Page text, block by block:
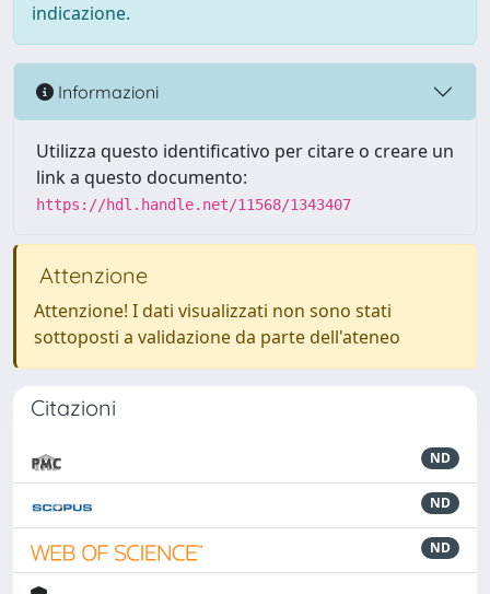
indicazione.
Informazioni
Utilizza questo identificativo per citare o creare un
link a questo documento:
https://hdl.handle.net/11568/1343407
Attenzione
Attenzione! I dati visualizzati non sono stati
sottoposti a validazione da parte dell'ateneo
Citazioni
ND
ND
ND